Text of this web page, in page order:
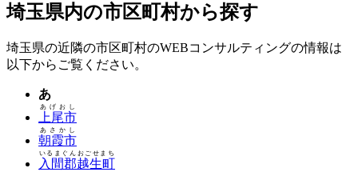
埼玉県内の市区町村から探す
埼玉県の近隣の市区町村のWEBコンサルティングの情報は
以下からご覧ください。
あ
上尾市
あげおし
朝霞市
あさかし
入間郡越生町
いるまぐんおごせまち